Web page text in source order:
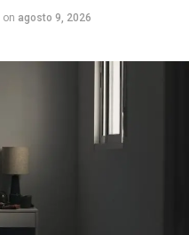
on agosto 9, 2026